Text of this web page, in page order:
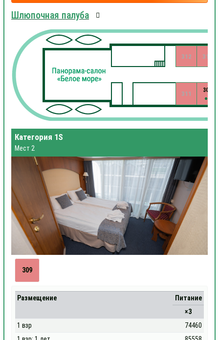
Шлюпочная палуба
309
310
311
312
Категория 1S
Мест 2
309
Размещение
Питание
×3
1 взр
74460